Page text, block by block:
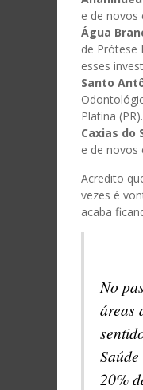
e de novos
Água
de Prótese
esses
Santo
Platina (PR).
Caxias do
e de novos
Acredito
vezes é
acaba
No
áreas
20%